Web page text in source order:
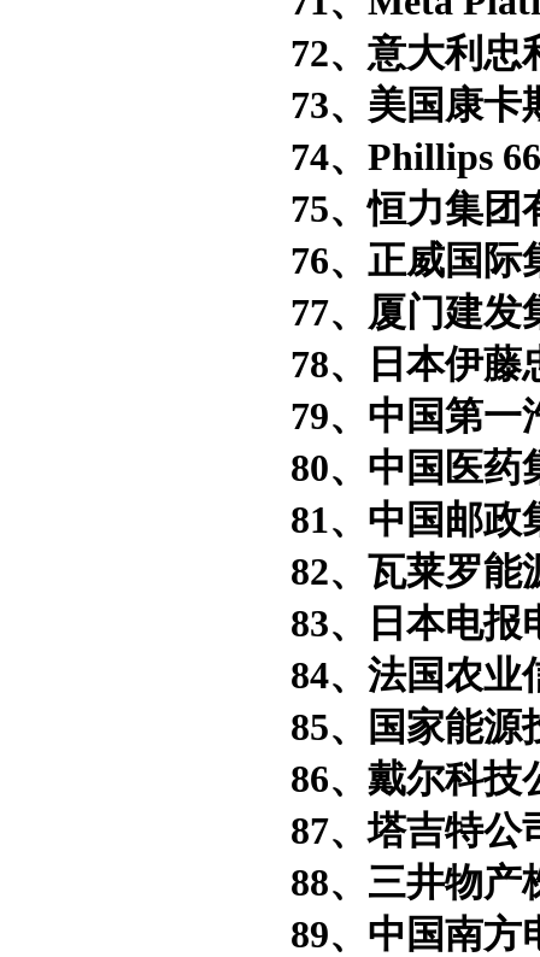
72、意大利忠
73、美国康卡
74、Phillips 66
75、恒力集团
76、正威国际
77、厦门建发
78、日本伊藤
79、中国第一
80、中国医药
81、中国邮政
82、瓦莱罗能
83、日本电报
84、法国农业
85、国家能源
86、戴尔科技
87、塔吉特公
88、三井物产
89、中国南方